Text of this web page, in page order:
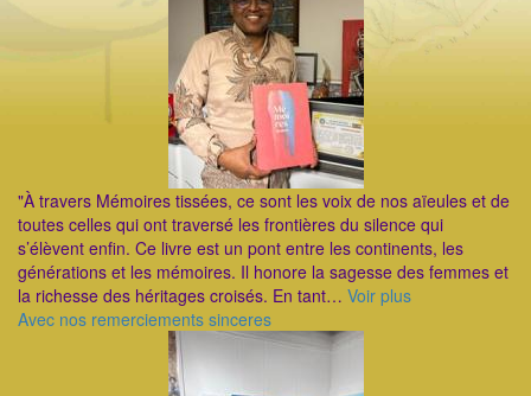
"À travers Mémoires tissées, ce sont les voix de nos aïeules et de
toutes celles qui ont traversé les frontières du silence qui
s’élèvent enfin. Ce livre est un pont entre les continents, les
générations et les mémoires. Il honore la sagesse des femmes et
la richesse des héritages croisés. En tant… Voir plus
Avec nos remerciements sinceres